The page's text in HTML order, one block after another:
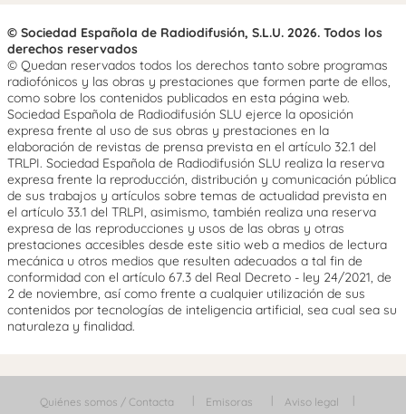
© Sociedad Española de Radiodifusión, S.L.U. 2026. Todos los
derechos reservados
© Quedan reservados todos los derechos tanto sobre programas
radiofónicos y las obras y prestaciones que formen parte de ellos,
como sobre los contenidos publicados en esta página web.
Sociedad Española de Radiodifusión SLU ejerce la oposición
expresa frente al uso de sus obras y prestaciones en la
elaboración de revistas de prensa prevista en el artículo 32.1 del
TRLPI. Sociedad Española de Radiodifusión SLU realiza la reserva
expresa frente la reproducción, distribución y comunicación pública
de sus trabajos y artículos sobre temas de actualidad prevista en
el artículo 33.1 del TRLPI, asimismo, también realiza una reserva
expresa de las reproducciones y usos de las obras y otras
prestaciones accesibles desde este sitio web a medios de lectura
mecánica u otros medios que resulten adecuados a tal fin de
conformidad con el artículo 67.3 del Real Decreto - ley 24/2021, de
2 de noviembre, así como frente a cualquier utilización de sus
contenidos por tecnologías de inteligencia artificial, sea cual sea su
naturaleza y finalidad.
Quiénes somos / Contacta Emisoras Aviso legal